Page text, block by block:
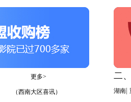
更多>
（西南大区喜讯）
二
湖南